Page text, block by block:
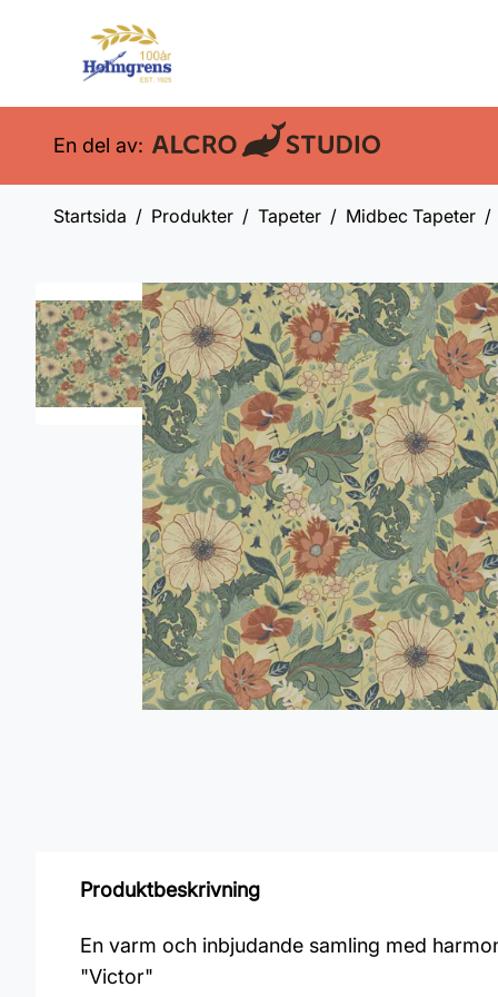
En del av:
Startsida Produkter Tapeter Midbec Tapeter
Produktbeskrivning
En varm och inbjudande samling med
"Victor"